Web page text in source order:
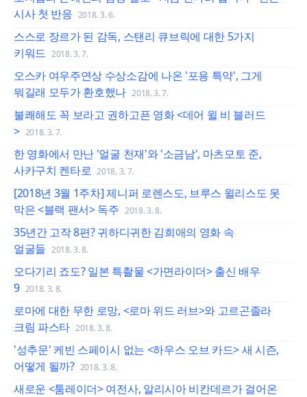
시사 첫 반응 2018. 3. 6.
스스로 장르가 된 감독, 스탠리 큐브릭에 대한 5가지
키워드 2018. 3. 7.
오스카 여우주연상 수상소감에 나온 '포용 특약', 그게
뭐길래 모두가 환호했나 2018. 3. 7.
불쾌해도 꼭 보라고 권하고픈 영화 <데어 윌 비 블러드
> 2018. 3. 7.
한 영화에서 만난 '얼굴 천재'와 '소금남', 마츠모토 준,
사카구치 켄타로 2018. 3. 7.
[2018년 3월 1주차] 제니퍼 로렌스도, 브루스 윌리스도 못
막은 <블랙 팬서> 독주 2018. 3. 8.
35년간 고작 8편? 귀하디귀한 김희애의 영화 속
얼굴들 2018. 3. 8.
오다기리 죠도? 일본 특촬물 <가면라이더> 출신 배우
9 2018. 3. 8.
로마에 대한 무한 로망, <로마 위드 러브>와 고르곤졸라
크림 파스타 2018. 3. 8.
'성추문' 케빈 스페이시 없는 <하우스 오브 카드> 새 시즌,
어떻게 될까? 2018. 3. 8.
새로운 <툼레이더> 여전사, 알리시아 비칸데르가 걸어온